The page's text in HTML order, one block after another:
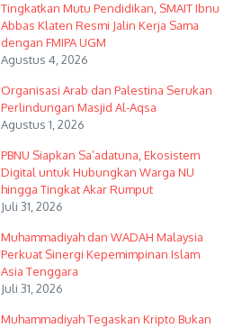
Tingkatkan Mutu Pendidikan, SMAIT Ibnu
Abbas Klaten Resmi Jalin Kerja Sama
dengan FMIPA UGM
Agustus 4, 2026
Organisasi Arab dan Palestina Serukan
Perlindungan Masjid Al-Aqsa
Agustus 1, 2026
PBNU Siapkan Sa’adatuna, Ekosistem
Digital untuk Hubungkan Warga NU
hingga Tingkat Akar Rumput
Juli 31, 2026
Muhammadiyah dan WADAH Malaysia
Perkuat Sinergi Kepemimpinan Islam
Asia Tenggara
Juli 31, 2026
Muhammadiyah Tegaskan Kripto Bukan